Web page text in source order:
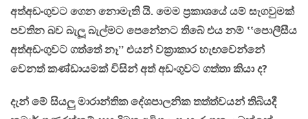
අත්අඩංගුවට ගෙන නොමැති යි. මෙම ප්‍රකාශයේ යම් සැගවුමක්
පවතින බව බැලූ බැල්මට පෙනේනට තිබේ එය නම් ‛‛පොලීසීය
අත්අඩංගුවට ගත්තේ නෑ’’ එයන් වක්‍රාකාර හැඟවෙන්නේ
වෙනත් කණ්ඩායමක් විසින් අත් අඩංගුවට ගත්තා කියා ද?
දැන් මේ සියලු මාරාන්තික දේශපාලනික තත්ත්වයන් තිබියදී